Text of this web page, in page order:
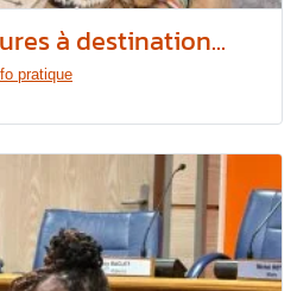
à destination...
pratique